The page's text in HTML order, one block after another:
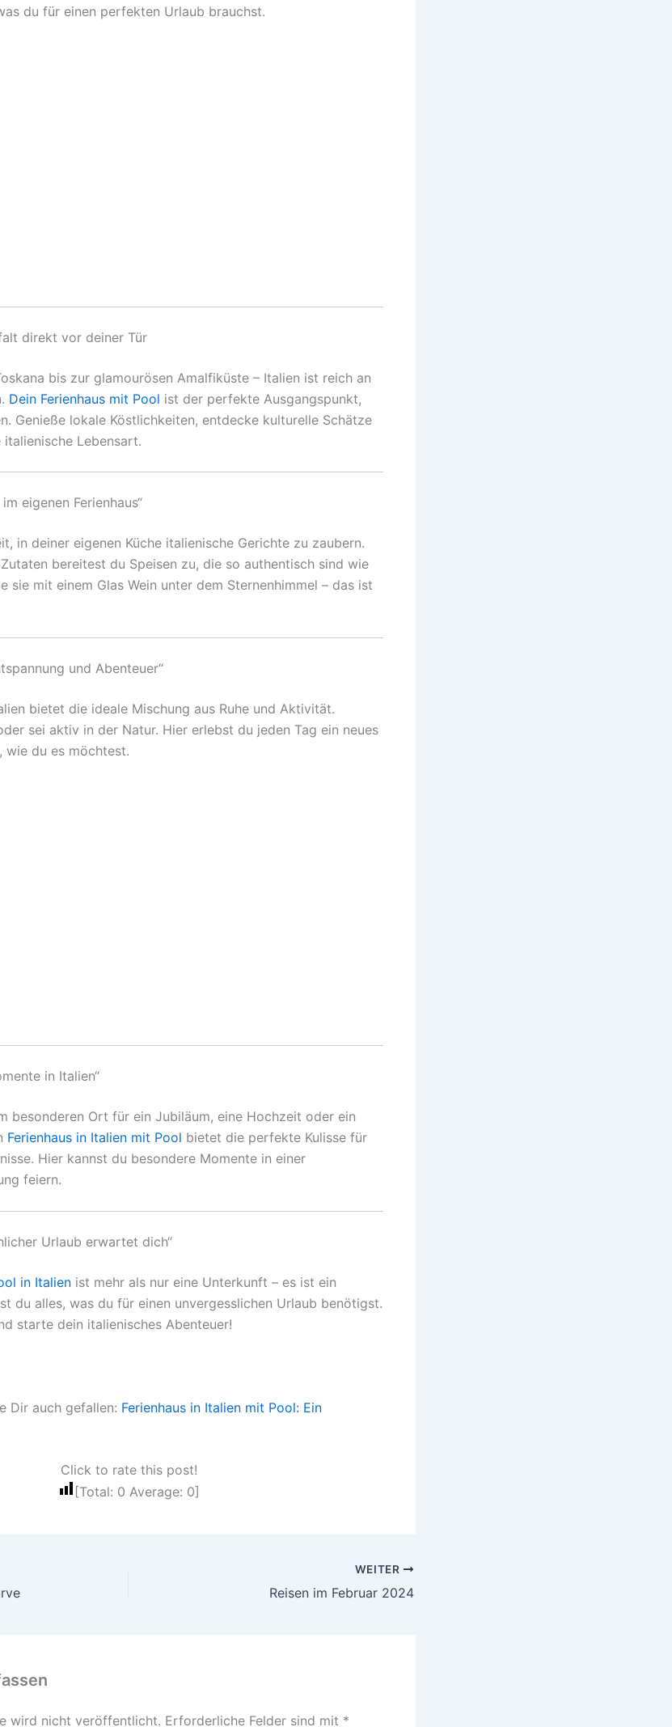
du für einen perfekten Urlaub brauchst.
direkt vor deiner Tür
bis zur glamourösen Amalfiküste – Italien ist reich an
Dein Ferienhaus mit Pool ist der perfekte Ausgangspunkt,
Genieße lokale Köstlichkeiten, entdecke kulturelle Schätze
Lebensart.
eigenen Ferienhaus“
in deiner eigenen Küche italienische Gerichte zu zaubern.
bereitest du Speisen zu, die so authentisch sind wie
sie mit einem Glas Wein unter dem Sternenhimmel – das ist
und Abenteuer“
bietet die ideale Mischung aus Ruhe und Aktivität.
sei aktiv in der Natur. Hier erlebst du jeden Tag ein neues
wie du es möchtest.
in Italien“
besonderen Ort für ein Jubiläum, eine Hochzeit oder ein
Ferienhaus in Italien mit Pool bietet die perfekte Kulisse für
Hier kannst du besondere Momente in einer
feiern.
Urlaub erwartet dich“
in Italien ist mehr als nur eine Unterkunft – es ist ein
du alles, was du für einen unvergesslichen Urlaub benötigst.
starte dein italienisches Abenteuer!
Dir auch gefallen: Ferienhaus in Italien mit Pool: Ein
Click to rate this post!
[Total: 0 Average: 0]
WEITER
Reisen im Februar 2024
wird nicht veröffentlicht. Erforderliche Felder sind mit *